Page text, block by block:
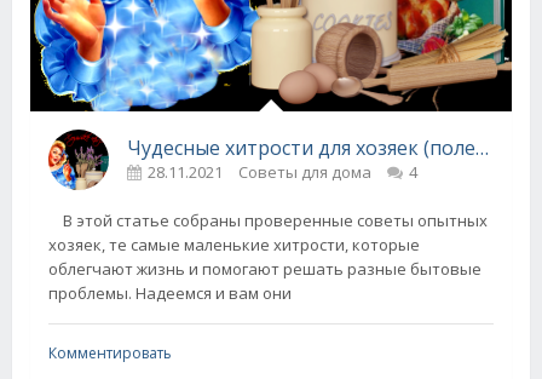
Чудесные хитрости для хозяек (полезные советы для дома)
28.11.2021 Советы для дома 4
В этой статье собраны проверенные советы опытных
хозяек, те самые маленькие хитрости, которые
облегчают жизнь и помогают решать разные бытовые
проблемы. Надеемся и вам они
Комментировать